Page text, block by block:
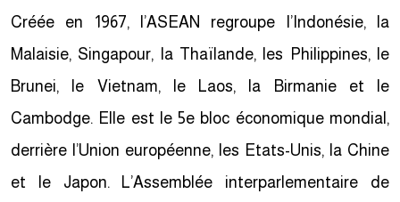
Créée en 1967, l’ASEAN regroupe l’Indonésie, la
Malaisie, Singapour, la Thaïlande, les Philippines, le
Brunei, le Vietnam, le Laos, la Birmanie et le
Cambodge. Elle est le 5e bloc économique mondial,
derrière l’Union européenne, les Etats-Unis, la Chine
et le Japon. L’Assemblée interparlementaire de